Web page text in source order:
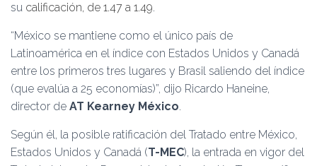
su calificación, de 1.47 a 1.49.
“México se mantiene como el único país de
Latinoamérica en el índice con Estados Unidos y Canadá
entre los primeros tres lugares y Brasil saliendo del índice
(que evalúa a 25 economías)”, dijo Ricardo Haneine,
director de AT Kearney México.
Según él, la posible ratificación del Tratado entre México,
Estados Unidos y Canadá (T-MEC), la entrada en vigor del